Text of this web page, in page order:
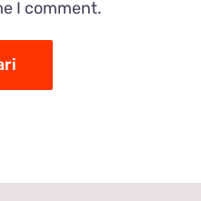
I comment.